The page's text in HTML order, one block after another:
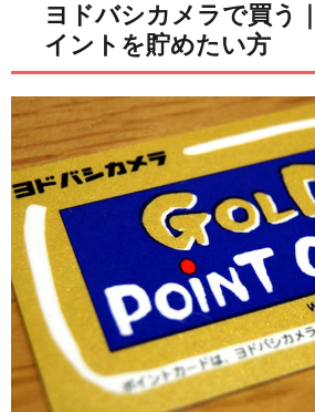
ヨドバシカメラで買う
イントを貯めたい方